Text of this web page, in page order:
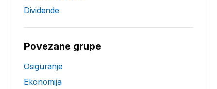
Dividende
Povezane grupe
Osiguranje
Ekonomija